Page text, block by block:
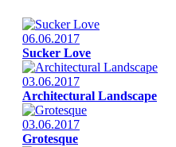
06.06.2017
Sucker Love
03.06.2017
Architectural Landscape
03.06.2017
Grotesque